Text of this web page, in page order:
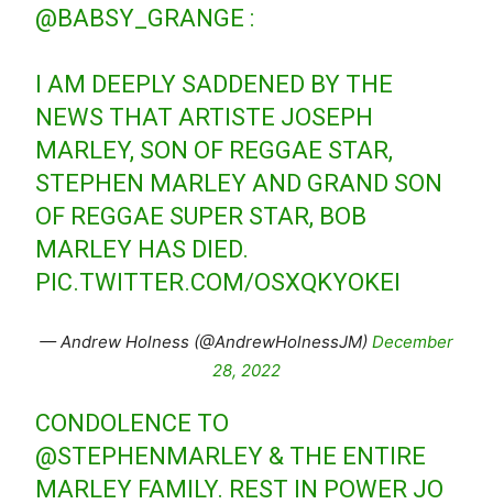
@BABSY_GRANGE :
I AM DEEPLY SADDENED BY THE
NEWS THAT ARTISTE JOSEPH
MARLEY, SON OF REGGAE STAR,
STEPHEN MARLEY AND GRAND SON
OF REGGAE SUPER STAR, BOB
MARLEY HAS DIED.
PIC.TWITTER.COM/OSXQKYOKEI
— Andrew Holness (@AndrewHolnessJM) December
28, 2022
CONDOLENCE TO
@STEPHENMARLEY & THE ENTIRE
MARLEY FAMILY. REST IN POWER JO